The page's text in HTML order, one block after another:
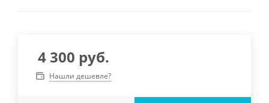
4 300 руб.
Нашли дешевле?